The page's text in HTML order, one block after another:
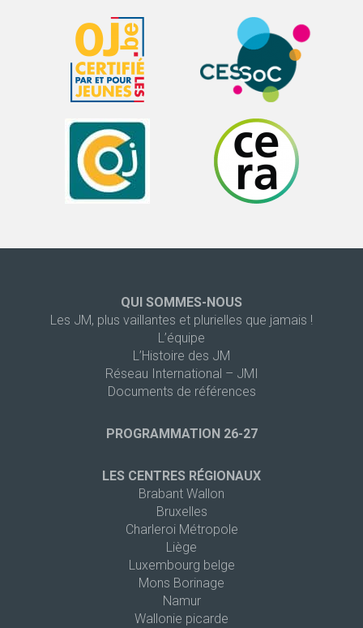
QUI SOMMES-NOUS
Les JM, plus vaillantes et plurielles que jamais !
L’équipe
L’Histoire des JM
Réseau International – JMI
Documents de références
PROGRAMMATION 26-27
LES CENTRES RÉGIONAUX
Brabant Wallon
Bruxelles
Charleroi Métropole
Liège
Luxembourg belge
Mons Borinage
Namur
Wallonie picarde